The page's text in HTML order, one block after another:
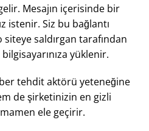
Mesajın içerisinde bir
istenir. Siz bu bağlantı
siteye saldırgan tarafından
yüklenir.
tehdit aktörü yeteneğine
de şirketinizin en gizli
ele geçirir.